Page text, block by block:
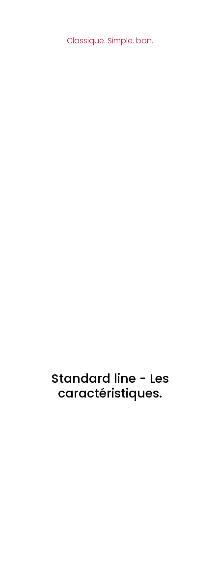
Classique. Simple. bon.
Standard line - Les
caractéristiques.